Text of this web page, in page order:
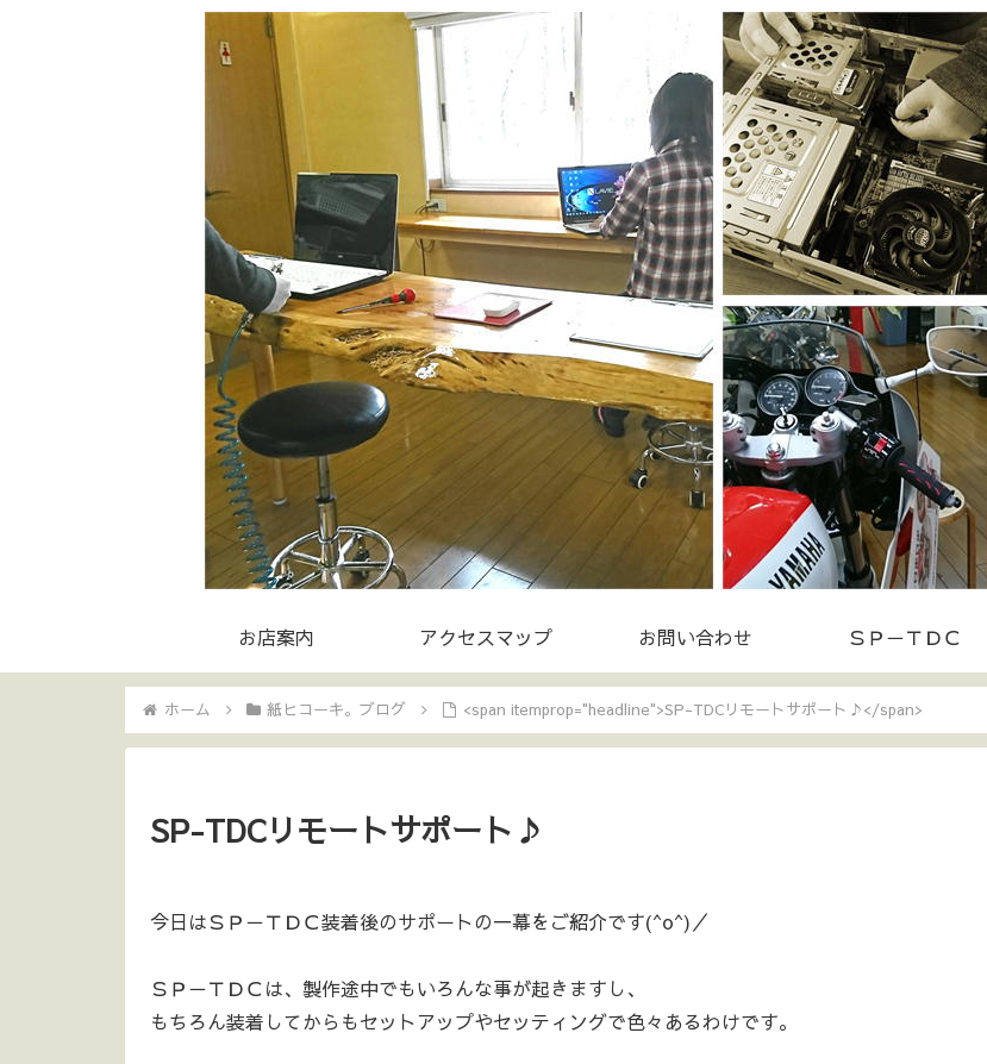
お店案内 アクセスマップ お問い合わせ ＳＰ－ＴＤＣ
ホーム 紙ヒコーキ。ブログ <span itemprop="headline">SP-TDCリモートサポート♪</span>
SP-TDCリモートサポート♪
今日はＳＰ－ＴＤＣ装着後のサポートの一幕をご紹介です(^o^)／
ＳＰ－ＴＤＣは、製作途中でもいろんな事が起きますし、
もちろん装着してからもセットアップやセッティングで色々あるわけです。